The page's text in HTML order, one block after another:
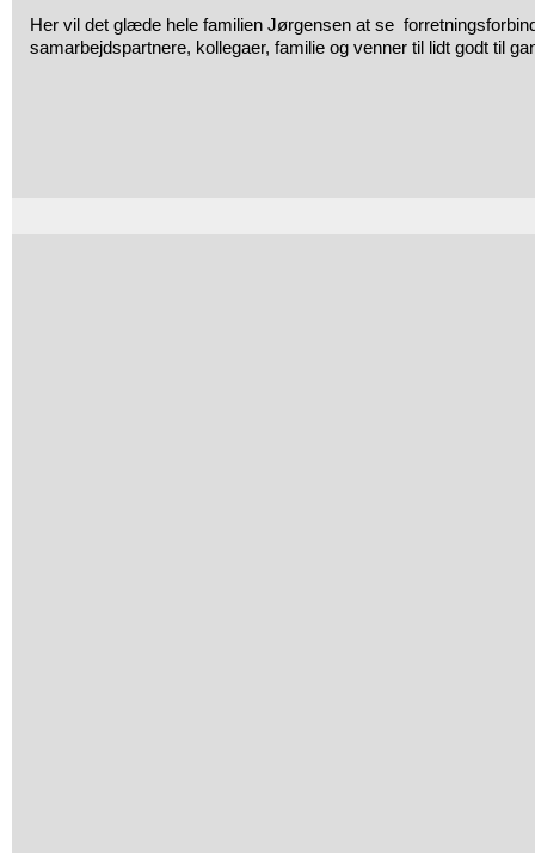
Her vil det glæde hele familien Jørgensen at se
samarbejdspartnere, kollegaer, familie og venner til lidt godt til